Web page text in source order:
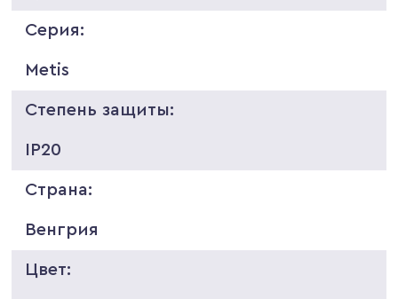
Серия:
Metis
Степень защиты:
IP20
Страна:
Венгрия
Цвет: